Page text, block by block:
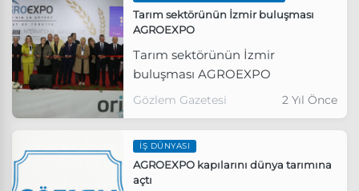
Tarım sektörünün İzmir buluşması
AGROEXPO
Tarım sektörünün İzmir
buluşması AGROEXPO
Gözlem Gazetesi 2 Yıl Önce
İŞ DÜNYASI
AGROEXPO kapılarını dünya tarımına
açtı